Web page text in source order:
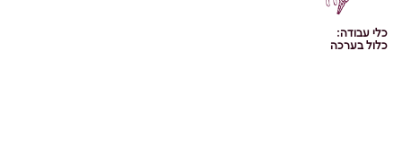
כלי עבודה:
כלול בערכה